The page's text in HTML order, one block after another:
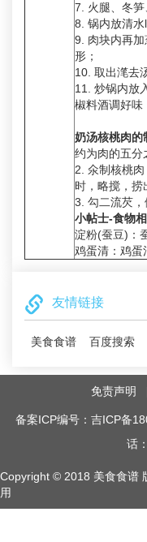
7. 火腿、冬笋
8. 锅内放清
9. 肉块内再
形；
10. 取出滗去
11. 炒锅内放
椒料酒调好味
奶汤核桃肉的
约为肉的五分
2. 氽制核桃
时，略搅，捞
3. 勾二流芡，
小帖士-食物相
淀粉(蚕豆)：
鸡蛋清：鸡蛋
友情链接
美食食谱 百度搜索
免责声明
备案ICP编号：吉ICP备
话
Copyright © 2018 美食食谱
用